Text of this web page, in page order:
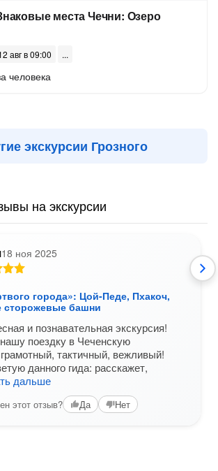
места Чечни: Озеро
авг в 09:00
человека
экскурсии Грозного
на экскурсии
18 ноя 2025
города»: Цой-Педе, Пхакоч,
сторожевые башни
и познавательная экскурсия!
поездку в Чеченскую
тактичный, вежливый!
данного гида: расскажет,
дальше
этот отзыв? Да Нет